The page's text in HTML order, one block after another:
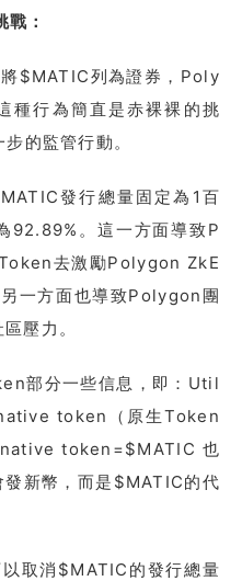
：
$MATIC列為證券，Poly
種行為簡直是赤裸裸的挑
的監管行動。
發行總量固定為1百
92.89%。這一方面導致P
去激勵Polygon ZkE
一方面也導致Polygon團
壓力。
部分一些信息，即：Util
token（原生Token
token=$MATIC 也
新幣，而是$MATIC的代
取消$MATIC的發行總量